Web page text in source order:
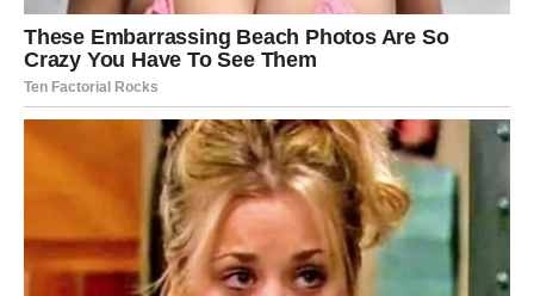
Na poslovnom planu moguće je unapređenje ili promena
pozicije. Finansijski dolazi nova prilika.
U ljubavi, dolazi trenutak istine – ili se odnos produbljuje,
ili se zatvara jedno poglavlje kako bi se otvorilo novo.
Ovo je period u kojem Jarac shvata da se najveći rast
dešava kroz promenu.